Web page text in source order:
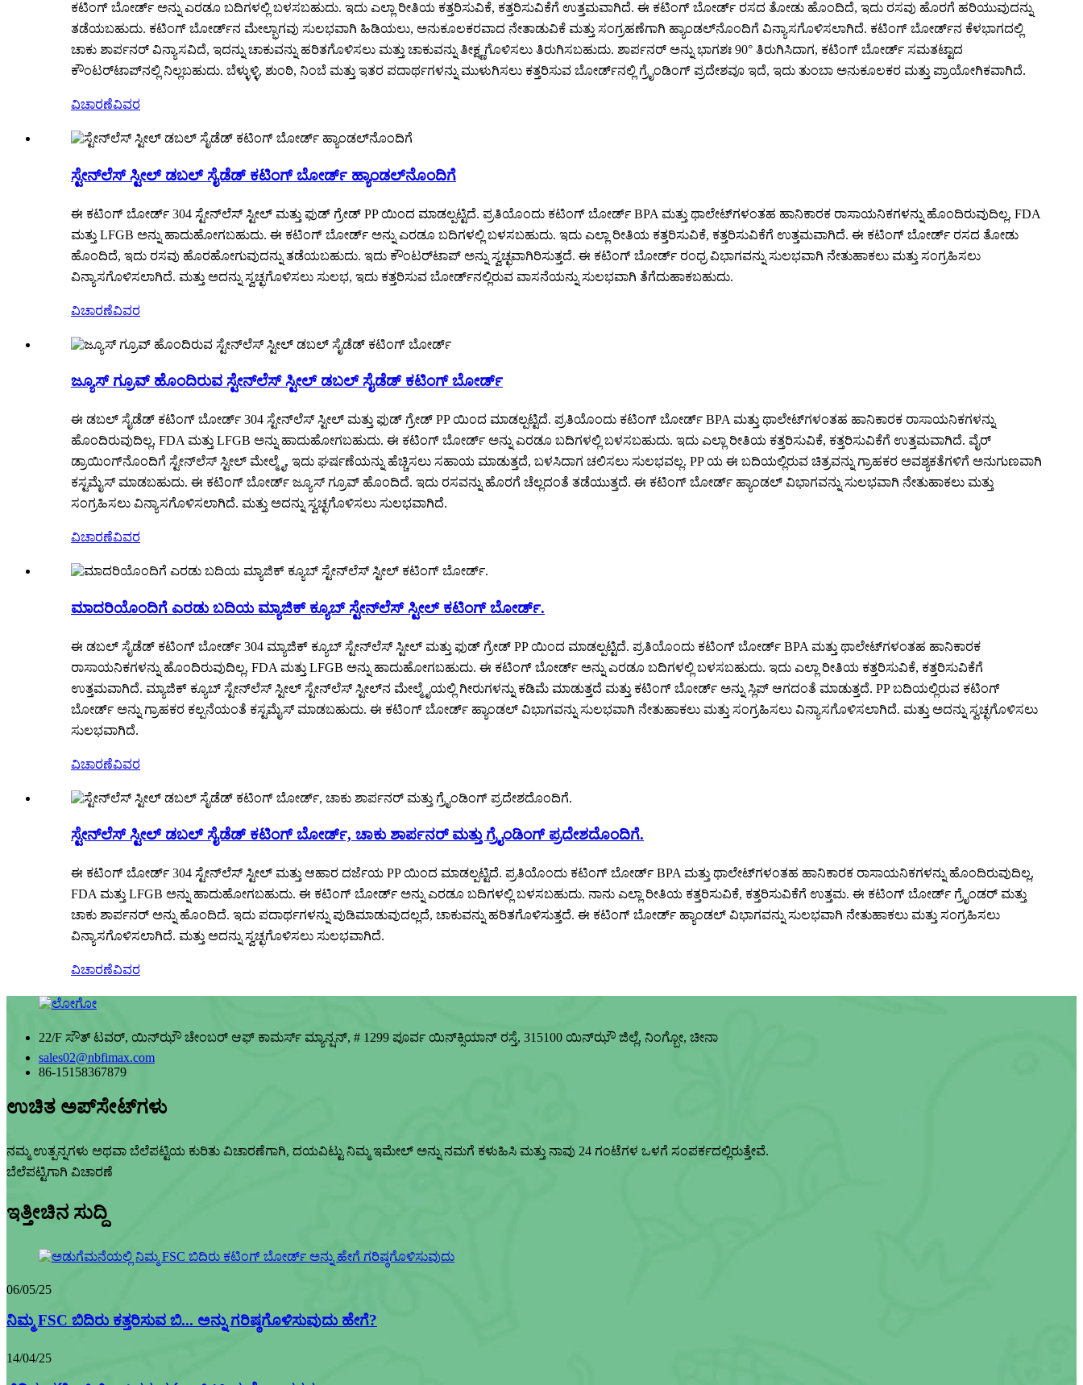
ಕಟಿಂಗ್ ಬೋರ್ಡ್ ಅನ್ನು ಎರಡೂ ಬದಿಗಳಲ್ಲಿ ಬಳಸಬಹುದು. ಇದು ಎಲ್ಲಾ ರೀತಿಯ ಕತ್ತರಿಸುವಿಕೆ, ಕತ್ತರಿಸುವಿಕೆಗೆ ಉತ್ತಮವಾಗಿದೆ. ಈ ಕಟಿಂಗ್ ಬೋರ್ಡ್ ರಸದ ತೋಡು ಹೊಂದಿದೆ, ಇದು ರಸವು ಹೊರಗೆ ಹರಿಯುವುದನ್ನು
ತಡೆಯಬಹುದು. ಕಟಿಂಗ್ ಬೋರ್ಡ್‌ನ ಮೇಲ್ಭಾಗವು ಸುಲಭವಾಗಿ ಹಿಡಿಯಲು, ಅನುಕೂಲಕರವಾದ ನೇತಾಡುವಿಕೆ ಮತ್ತು ಸಂಗ್ರಹಣೆಗಾಗಿ ಹ್ಯಾಂಡಲ್‌ನೊಂದಿಗೆ ವಿನ್ಯಾಸಗೊಳಿಸಲಾಗಿದೆ. ಕಟಿಂಗ್ ಬೋರ್ಡ್‌ನ ಕೆಳಭಾಗದಲ್ಲಿ
ಚಾಕು ಶಾರ್ಪನರ್ ವಿನ್ಯಾಸವಿದೆ, ಇದನ್ನು ಚಾಕುವನ್ನು ಹರಿತಗೊಳಿಸಲು ಮತ್ತು ಚಾಕುವನ್ನು ತೀಕ್ಷ್ಣಗೊಳಿಸಲು ತಿರುಗಿಸಬಹುದು. ಶಾರ್ಪನರ್ ಅನ್ನು ಭಾಗಶಃ 90° ತಿರುಗಿಸಿದಾಗ, ಕಟಿಂಗ್ ಬೋರ್ಡ್ ಸಮತಟ್ಟಾದ
ಕೌಂಟರ್‌ಟಾಪ್‌ನಲ್ಲಿ ನಿಲ್ಲಬಹುದು. ಬೆಳ್ಳುಳ್ಳಿ, ಶುಂಠಿ, ನಿಂಬೆ ಮತ್ತು ಇತರ ಪದಾರ್ಥಗಳನ್ನು ಮುಳುಗಿಸಲು ಕತ್ತರಿಸುವ ಬೋರ್ಡ್‌ನಲ್ಲಿ ಗ್ರೈಂಡಿಂಗ್ ಪ್ರದೇಶವೂ ಇದೆ, ಇದು ತುಂಬಾ ಅನುಕೂಲಕರ ಮತ್ತು ಪ್ರಾಯೋಗಿಕವಾಗಿದೆ.
ವಿಚಾರಣೆವಿವರ
ಸ್ಟೇನ್‌ಲೆಸ್ ಸ್ಟೀಲ್ ಡಬಲ್ ಸೈಡೆಡ್ ಕಟಿಂಗ್ ಬೋರ್ಡ್ ಹ್ಯಾಂಡಲ್‌ನೊಂದಿಗೆ
ಈ ಕಟಿಂಗ್ ಬೋರ್ಡ್ 304 ಸ್ಟೇನ್‌ಲೆಸ್ ಸ್ಟೀಲ್ ಮತ್ತು ಫುಡ್ ಗ್ರೇಡ್ PP ಯಿಂದ ಮಾಡಲ್ಪಟ್ಟಿದೆ. ಪ್ರತಿಯೊಂದು ಕಟಿಂಗ್ ಬೋರ್ಡ್ BPA ಮತ್ತು ಥಾಲೇಟ್‌ಗಳಂತಹ ಹಾನಿಕಾರಕ ರಾಸಾಯನಿಕಗಳನ್ನು ಹೊಂದಿರುವುದಿಲ್ಲ, FDA
ಮತ್ತು LFGB ಅನ್ನು ಹಾದುಹೋಗಬಹುದು. ಈ ಕಟಿಂಗ್ ಬೋರ್ಡ್ ಅನ್ನು ಎರಡೂ ಬದಿಗಳಲ್ಲಿ ಬಳಸಬಹುದು. ಇದು ಎಲ್ಲಾ ರೀತಿಯ ಕತ್ತರಿಸುವಿಕೆ, ಕತ್ತರಿಸುವಿಕೆಗೆ ಉತ್ತಮವಾಗಿದೆ. ಈ ಕಟಿಂಗ್ ಬೋರ್ಡ್ ರಸದ ತೋಡು
ಹೊಂದಿದೆ, ಇದು ರಸವು ಹೊರಹೋಗುವುದನ್ನು ತಡೆಯಬಹುದು. ಇದು ಕೌಂಟರ್‌ಟಾಪ್ ಅನ್ನು ಸ್ವಚ್ಛವಾಗಿರಿಸುತ್ತದೆ. ಈ ಕಟಿಂಗ್ ಬೋರ್ಡ್ ರಂಧ್ರ ವಿಭಾಗವನ್ನು ಸುಲಭವಾಗಿ ನೇತುಹಾಕಲು ಮತ್ತು ಸಂಗ್ರಹಿಸಲು
ವಿನ್ಯಾಸಗೊಳಿಸಲಾಗಿದೆ. ಮತ್ತು ಅದನ್ನು ಸ್ವಚ್ಛಗೊಳಿಸಲು ಸುಲಭ, ಇದು ಕತ್ತರಿಸುವ ಬೋರ್ಡ್‌ನಲ್ಲಿರುವ ವಾಸನೆಯನ್ನು ಸುಲಭವಾಗಿ ತೆಗೆದುಹಾಕಬಹುದು.
ವಿಚಾರಣೆವಿವರ
ಜ್ಯೂಸ್ ಗ್ರೂವ್ ಹೊಂದಿರುವ ಸ್ಟೇನ್‌ಲೆಸ್ ಸ್ಟೀಲ್ ಡಬಲ್ ಸೈಡೆಡ್ ಕಟಿಂಗ್ ಬೋರ್ಡ್
ಈ ಡಬಲ್ ಸೈಡೆಡ್ ಕಟಿಂಗ್ ಬೋರ್ಡ್ 304 ಸ್ಟೇನ್‌ಲೆಸ್ ಸ್ಟೀಲ್ ಮತ್ತು ಫುಡ್ ಗ್ರೇಡ್ PP ಯಿಂದ ಮಾಡಲ್ಪಟ್ಟಿದೆ. ಪ್ರತಿಯೊಂದು ಕಟಿಂಗ್ ಬೋರ್ಡ್ BPA ಮತ್ತು ಥಾಲೇಟ್‌ಗಳಂತಹ ಹಾನಿಕಾರಕ ರಾಸಾಯನಿಕಗಳನ್ನು
ಹೊಂದಿರುವುದಿಲ್ಲ, FDA ಮತ್ತು LFGB ಅನ್ನು ಹಾದುಹೋಗಬಹುದು. ಈ ಕಟಿಂಗ್ ಬೋರ್ಡ್ ಅನ್ನು ಎರಡೂ ಬದಿಗಳಲ್ಲಿ ಬಳಸಬಹುದು. ಇದು ಎಲ್ಲಾ ರೀತಿಯ ಕತ್ತರಿಸುವಿಕೆ, ಕತ್ತರಿಸುವಿಕೆಗೆ ಉತ್ತಮವಾಗಿದೆ. ವೈರ್
ಡ್ರಾಯಿಂಗ್‌ನೊಂದಿಗೆ ಸ್ಟೇನ್‌ಲೆಸ್ ಸ್ಟೀಲ್ ಮೇಲ್ಮೈ, ಇದು ಘರ್ಷಣೆಯನ್ನು ಹೆಚ್ಚಿಸಲು ಸಹಾಯ ಮಾಡುತ್ತದೆ, ಬಳಸಿದಾಗ ಚಲಿಸಲು ಸುಲಭವಲ್ಲ. PP ಯ ಈ ಬದಿಯಲ್ಲಿರುವ ಚಿತ್ರವನ್ನು ಗ್ರಾಹಕರ ಅವಶ್ಯಕತೆಗಳಿಗೆ ಅನುಗುಣವಾಗಿ
ಕಸ್ಟಮೈಸ್ ಮಾಡಬಹುದು. ಈ ಕಟಿಂಗ್ ಬೋರ್ಡ್ ಜ್ಯೂಸ್ ಗ್ರೂವ್ ಹೊಂದಿದೆ. ಇದು ರಸವನ್ನು ಹೊರಗೆ ಚೆಲ್ಲದಂತೆ ತಡೆಯುತ್ತದೆ. ಈ ಕಟಿಂಗ್ ಬೋರ್ಡ್ ಹ್ಯಾಂಡಲ್ ವಿಭಾಗವನ್ನು ಸುಲಭವಾಗಿ ನೇತುಹಾಕಲು ಮತ್ತು
ಸಂಗ್ರಹಿಸಲು ವಿನ್ಯಾಸಗೊಳಿಸಲಾಗಿದೆ. ಮತ್ತು ಅದನ್ನು ಸ್ವಚ್ಛಗೊಳಿಸಲು ಸುಲಭವಾಗಿದೆ.
ವಿಚಾರಣೆವಿವರ
ಮಾದರಿಯೊಂದಿಗೆ ಎರಡು ಬದಿಯ ಮ್ಯಾಜಿಕ್ ಕ್ಯೂಬ್ ಸ್ಟೇನ್‌ಲೆಸ್ ಸ್ಟೀಲ್ ಕಟಿಂಗ್ ಬೋರ್ಡ್.
ಈ ಡಬಲ್ ಸೈಡೆಡ್ ಕಟಿಂಗ್ ಬೋರ್ಡ್ 304 ಮ್ಯಾಜಿಕ್ ಕ್ಯೂಬ್ ಸ್ಟೇನ್‌ಲೆಸ್ ಸ್ಟೀಲ್ ಮತ್ತು ಫುಡ್ ಗ್ರೇಡ್ PP ಯಿಂದ ಮಾಡಲ್ಪಟ್ಟಿದೆ. ಪ್ರತಿಯೊಂದು ಕಟಿಂಗ್ ಬೋರ್ಡ್ BPA ಮತ್ತು ಥಾಲೇಟ್‌ಗಳಂತಹ ಹಾನಿಕಾರಕ
ರಾಸಾಯನಿಕಗಳನ್ನು ಹೊಂದಿರುವುದಿಲ್ಲ, FDA ಮತ್ತು LFGB ಅನ್ನು ಹಾದುಹೋಗಬಹುದು. ಈ ಕಟಿಂಗ್ ಬೋರ್ಡ್ ಅನ್ನು ಎರಡೂ ಬದಿಗಳಲ್ಲಿ ಬಳಸಬಹುದು. ಇದು ಎಲ್ಲಾ ರೀತಿಯ ಕತ್ತರಿಸುವಿಕೆ, ಕತ್ತರಿಸುವಿಕೆಗೆ
ಉತ್ತಮವಾಗಿದೆ. ಮ್ಯಾಜಿಕ್ ಕ್ಯೂಬ್ ಸ್ಟೇನ್‌ಲೆಸ್ ಸ್ಟೀಲ್ ಸ್ಟೇನ್‌ಲೆಸ್ ಸ್ಟೀಲ್‌ನ ಮೇಲ್ಮೈಯಲ್ಲಿ ಗೀರುಗಳನ್ನು ಕಡಿಮೆ ಮಾಡುತ್ತದೆ ಮತ್ತು ಕಟಿಂಗ್ ಬೋರ್ಡ್ ಅನ್ನು ಸ್ಲಿಪ್ ಆಗದಂತೆ ಮಾಡುತ್ತದೆ. PP ಬದಿಯಲ್ಲಿರುವ ಕಟಿಂಗ್
ಬೋರ್ಡ್ ಅನ್ನು ಗ್ರಾಹಕರ ಕಲ್ಪನೆಯಂತೆ ಕಸ್ಟಮೈಸ್ ಮಾಡಬಹುದು. ಈ ಕಟಿಂಗ್ ಬೋರ್ಡ್ ಹ್ಯಾಂಡಲ್ ವಿಭಾಗವನ್ನು ಸುಲಭವಾಗಿ ನೇತುಹಾಕಲು ಮತ್ತು ಸಂಗ್ರಹಿಸಲು ವಿನ್ಯಾಸಗೊಳಿಸಲಾಗಿದೆ. ಮತ್ತು ಅದನ್ನು ಸ್ವಚ್ಛಗೊಳಿಸಲು
ಸುಲಭವಾಗಿದೆ.
ವಿಚಾರಣೆವಿವರ
ಸ್ಟೇನ್‌ಲೆಸ್ ಸ್ಟೀಲ್ ಡಬಲ್ ಸೈಡೆಡ್ ಕಟಿಂಗ್ ಬೋರ್ಡ್, ಚಾಕು ಶಾರ್ಪನರ್ ಮತ್ತು ಗ್ರೈಂಡಿಂಗ್ ಪ್ರದೇಶದೊಂದಿಗೆ.
ಈ ಕಟಿಂಗ್ ಬೋರ್ಡ್ 304 ಸ್ಟೇನ್‌ಲೆಸ್ ಸ್ಟೀಲ್ ಮತ್ತು ಆಹಾರ ದರ್ಜೆಯ PP ಯಿಂದ ಮಾಡಲ್ಪಟ್ಟಿದೆ. ಪ್ರತಿಯೊಂದು ಕಟಿಂಗ್ ಬೋರ್ಡ್ BPA ಮತ್ತು ಥಾಲೇಟ್‌ಗಳಂತಹ ಹಾನಿಕಾರಕ ರಾಸಾಯನಿಕಗಳನ್ನು ಹೊಂದಿರುವುದಿಲ್ಲ,
FDA ಮತ್ತು LFGB ಅನ್ನು ಹಾದುಹೋಗಬಹುದು. ಈ ಕಟಿಂಗ್ ಬೋರ್ಡ್ ಅನ್ನು ಎರಡೂ ಬದಿಗಳಲ್ಲಿ ಬಳಸಬಹುದು. ನಾನು ಎಲ್ಲಾ ರೀತಿಯ ಕತ್ತರಿಸುವಿಕೆ, ಕತ್ತರಿಸುವಿಕೆಗೆ ಉತ್ತಮ. ಈ ಕಟಿಂಗ್ ಬೋರ್ಡ್ ಗ್ರೈಂಡರ್ ಮತ್ತು
ಚಾಕು ಶಾರ್ಪನರ್ ಅನ್ನು ಹೊಂದಿದೆ. ಇದು ಪದಾರ್ಥಗಳನ್ನು ಪುಡಿಮಾಡುವುದಲ್ಲದೆ, ಚಾಕುವನ್ನು ಹರಿತಗೊಳಿಸುತ್ತದೆ. ಈ ಕಟಿಂಗ್ ಬೋರ್ಡ್ ಹ್ಯಾಂಡಲ್ ವಿಭಾಗವನ್ನು ಸುಲಭವಾಗಿ ನೇತುಹಾಕಲು ಮತ್ತು ಸಂಗ್ರಹಿಸಲು
ವಿನ್ಯಾಸಗೊಳಿಸಲಾಗಿದೆ. ಮತ್ತು ಅದನ್ನು ಸ್ವಚ್ಛಗೊಳಿಸಲು ಸುಲಭವಾಗಿದೆ.
ವಿಚಾರಣೆವಿವರ
22/F ಸೌತ್ ಟವರ್, ಯಿನ್‌ಝೌ ಚೇಂಬರ್ ಆಫ್ ಕಾಮರ್ಸ್ ಮ್ಯಾನ್ಷನ್, # 1299 ಪೂರ್ವ ಯಿನ್‌ಕ್ಸಿಯಾನ್ ರಸ್ತೆ, 315100 ಯಿನ್‌ಝೌ ಜಿಲ್ಲೆ, ನಿಂಗ್ಬೋ, ಚೀನಾ
sales02@nbfimax.com
86-15158367879
ಉಚಿತ ಅಪ್‌ಸೇಟ್‌ಗಳು
ನಮ್ಮ ಉತ್ಪನ್ನಗಳು ಅಥವಾ ಬೆಲೆಪಟ್ಟಿಯ ಕುರಿತು ವಿಚಾರಣೆಗಾಗಿ, ದಯವಿಟ್ಟು ನಿಮ್ಮ ಇಮೇಲ್ ಅನ್ನು ನಮಗೆ ಕಳುಹಿಸಿ ಮತ್ತು ನಾವು 24 ಗಂಟೆಗಳ ಒಳಗೆ ಸಂಪರ್ಕದಲ್ಲಿರುತ್ತೇವೆ.
ಬೆಲೆಪಟ್ಟಿಗಾಗಿ ವಿಚಾರಣೆ
ಇತ್ತೀಚಿನ ಸುದ್ದಿ
06/05/25
ನಿಮ್ಮ FSC ಬಿದಿರು ಕತ್ತರಿಸುವ ಬಿ... ಅನ್ನು ಗರಿಷ್ಠಗೊಳಿಸುವುದು ಹೇಗೆ?
14/04/25